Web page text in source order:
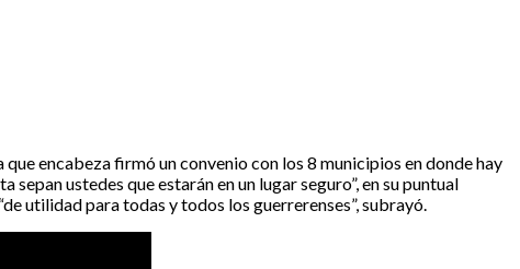
encabeza firmó un convenio con los 8 municipios en donde hay
ustedes que estarán en un lugar seguro”, en su puntual
utilidad para todas y todos los guerrerenses”, subrayó.